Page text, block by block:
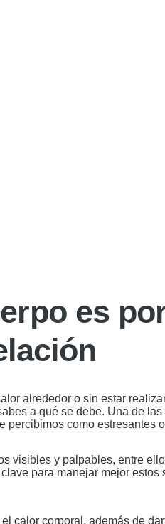
es
alrededor o sin estar
a qué se debe. Una de
percibimos como estresantes
visibles y palpables, entre
para manejar mejor estos
calor corporal, además de